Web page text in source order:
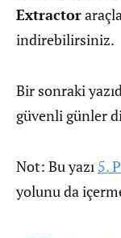
Extractor
indirebilirsiniz.
Bir sonraki
güvenli günler
Not: Bu yazı 5.
yolunu da